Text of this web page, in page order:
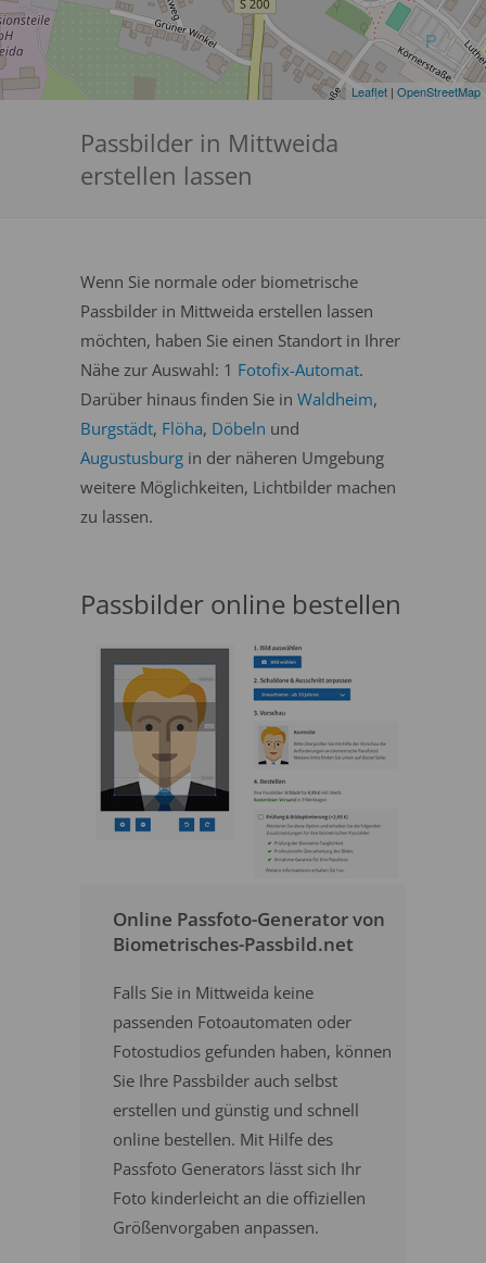
Leaflet | OpenStreetMap
Passbilder in Mittweida
erstellen lassen
Wenn Sie normale oder biometrische
Passbilder in Mittweida erstellen lassen
möchten, haben Sie einen Standort in Ihrer
Nähe zur Auswahl: 1 Fotofix-Automat.
Darüber hinaus finden Sie in Waldheim,
Burgstädt, Flöha, Döbeln und
Augustusburg in der näheren Umgebung
weitere Möglichkeiten, Lichtbilder machen
zu lassen.
Passbilder online bestellen
Online Passfoto-Generator von
Biometrisches-Passbild.net
Falls Sie in Mittweida keine
passenden Fotoautomaten oder
Fotostudios gefunden haben, können
Sie Ihre Passbilder auch selbst
erstellen und günstig und schnell
online bestellen. Mit Hilfe des
Passfoto Generators lässt sich Ihr
Foto kinderleicht an die offiziellen
Größenvorgaben anpassen.